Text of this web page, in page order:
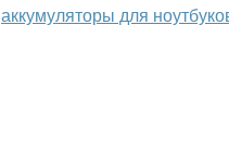
аккумуляторы для